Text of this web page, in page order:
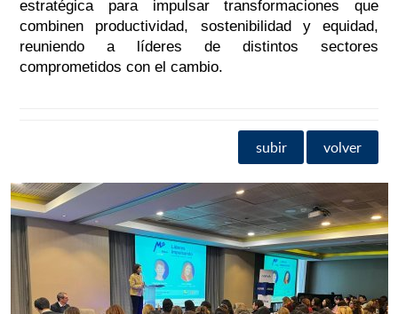
estratégica para impulsar transformaciones que
combinen productividad, sostenibilidad y equidad,
reuniendo a líderes de distintos sectores
comprometidos con el cambio.
subir volver